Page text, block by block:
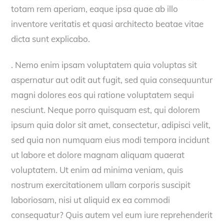
totam rem aperiam, eaque ipsa quae ab illo
inventore veritatis et quasi architecto beatae vitae
dicta sunt explicabo.
. Nemo enim ipsam voluptatem quia voluptas sit
aspernatur aut odit aut fugit, sed quia consequuntur
magni dolores eos qui ratione voluptatem sequi
nesciunt. Neque porro quisquam est, qui dolorem
ipsum quia dolor sit amet, consectetur, adipisci velit,
sed quia non numquam eius modi tempora incidunt
ut labore et dolore magnam aliquam quaerat
voluptatem. Ut enim ad minima veniam, quis
nostrum exercitationem ullam corporis suscipit
laboriosam, nisi ut aliquid ex ea commodi
consequatur? Quis autem vel eum iure reprehenderit